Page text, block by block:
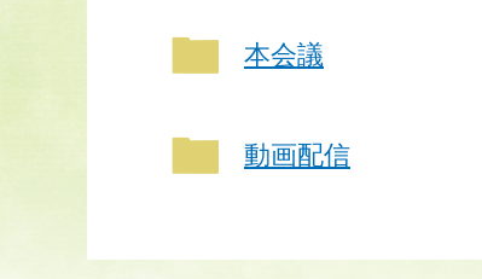
本会議
動画配信